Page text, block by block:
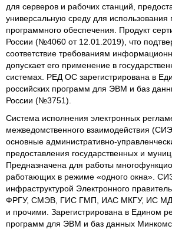
для серверов и рабочих станций,
универсальную среду для использования
программного обеспечения. Продукт
России (№4060 от 12.01.2019), что
соответствие требованиям
допускает его применение в
системах. РЕД ОС зарегистрирована в
российских программ для ЭВМ и баз
России (№3751).
Система исполнения электронных
межведомственного взаимодействия
основные административно-
предоставления государственных и
Предназначена для работы
работающих в режиме «одного окна».
инфраструктурой Электронного
ФРГУ, СМЭВ, ГИС ГМП, ИАС МКГУ, ИС
и прочими. Зарегистрирована в Едином
программ для ЭВМ и баз данных